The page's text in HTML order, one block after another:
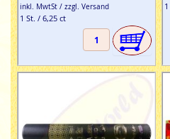
inkl. MwtSt / zzgl. Versand
1 St. / 6,25 ct